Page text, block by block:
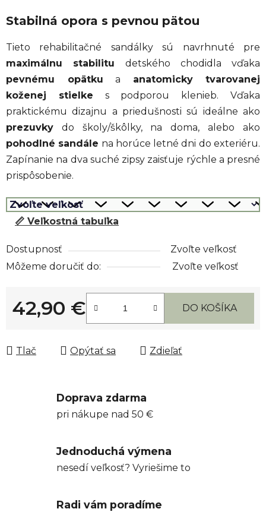
Stabilná opora s pevnou pätou
Tieto rehabilitačné sandálky sú navrhnuté pre
maximálnu stabilitu detského chodidla vďaka
pevnému opätku a anatomicky tvarovanej
koženej stielke s podporou klenieb. Vďaka
praktickému dizajnu a priedušnosti sú ideálne ako
prezuvky do školy/škôlky, na doma, alebo ako
pohodlné sandále na horúce letné dni do exteriéru.
Zapínanie na dva suché zipsy zaisťuje rýchle a presné
prispôsobenie.
📏 Veľkostná tabuľka
Dostupnosť
Zvoľte veľkosť
Môžeme doručiť do:
Zvoľte veľkosť
42,90 €
Jednotková cena:
DO KOŠÍKA
Tlač Opýtať sa Zdieľať
Doprava zdarma
pri nákupe nad 50 €
Jednoduchá výmena
nesedí veľkosť? Vyriešime to
Radi vám poradíme